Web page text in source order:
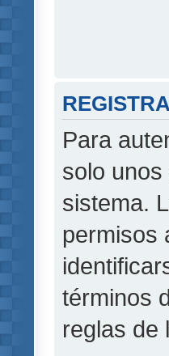
Para
solo
sistema.
permisos
términos
reglas de